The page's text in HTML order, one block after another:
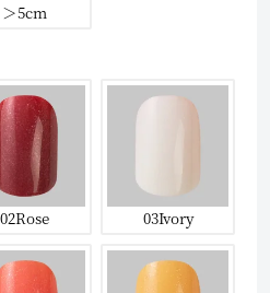
＞5cm
02Rose 03Ivory